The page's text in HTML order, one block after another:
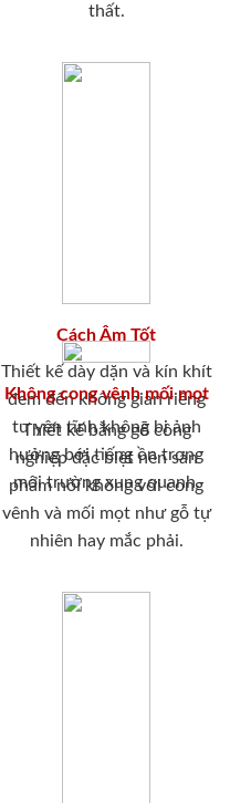
thất.
Cách Âm Tốt
Thiết kế dày dặn và kín khít
đem đến không gian riêng
tư yên tĩnh không bị ảnh
hưởng bới tiếng ồn trong
môi trường xung quanh.
Không cong vênh mối mọt
Thiết kế bằng gỗ công
nghiệp đặc biệt nên sản
phẩm nói không với cong
vênh và mối mọt như gỗ tự
nhiên hay mắc phải.